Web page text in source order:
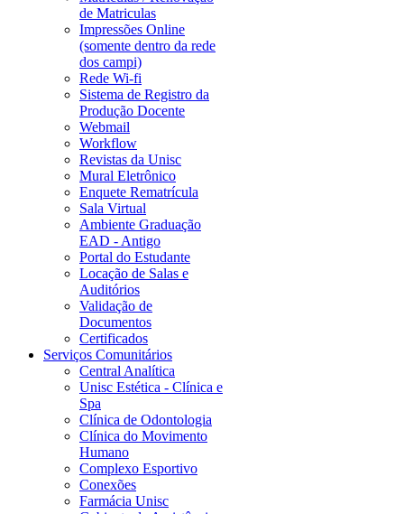
de Matriculas
Impressões Online
(somente dentro da rede
dos campi)
Rede Wi-fi
Sistema de Registro da
Produção Docente
Webmail
Workflow
Revistas da Unisc
Mural Eletrônico
Enquete Rematrícula
Sala Virtual
Ambiente Graduação
EAD - Antigo
Portal do Estudante
Locação de Salas e
Auditórios
Validação de
Documentos
Certificados
Serviços Comunitários
Central Analítica
Unisc Estética - Clínica e
Spa
Clínica de Odontologia
Clínica do Movimento
Humano
Complexo Esportivo
Conexões
Farmácia Unisc